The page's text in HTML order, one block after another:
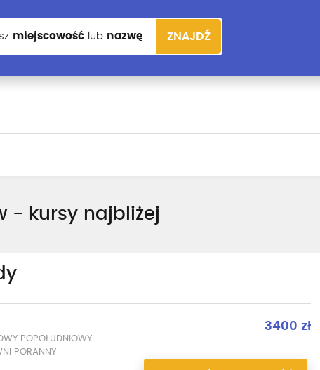
miejscowość lub nazwę ZNAJDŹ
- kursy najbliżej
POPOŁUDNIOWY
PORANNY
3400 zł